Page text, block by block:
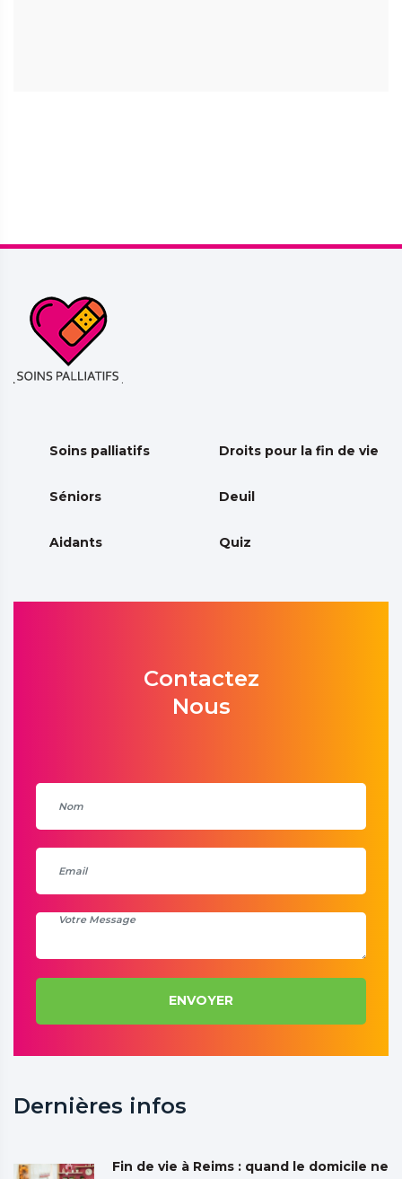
Soins palliatifs Droits pour la fin de vie
Séniors Deuil
Aidants Quiz
Contactez
Nous
ENVOYER
Dernières infos
Fin de vie à Reims : quand le domicile ne